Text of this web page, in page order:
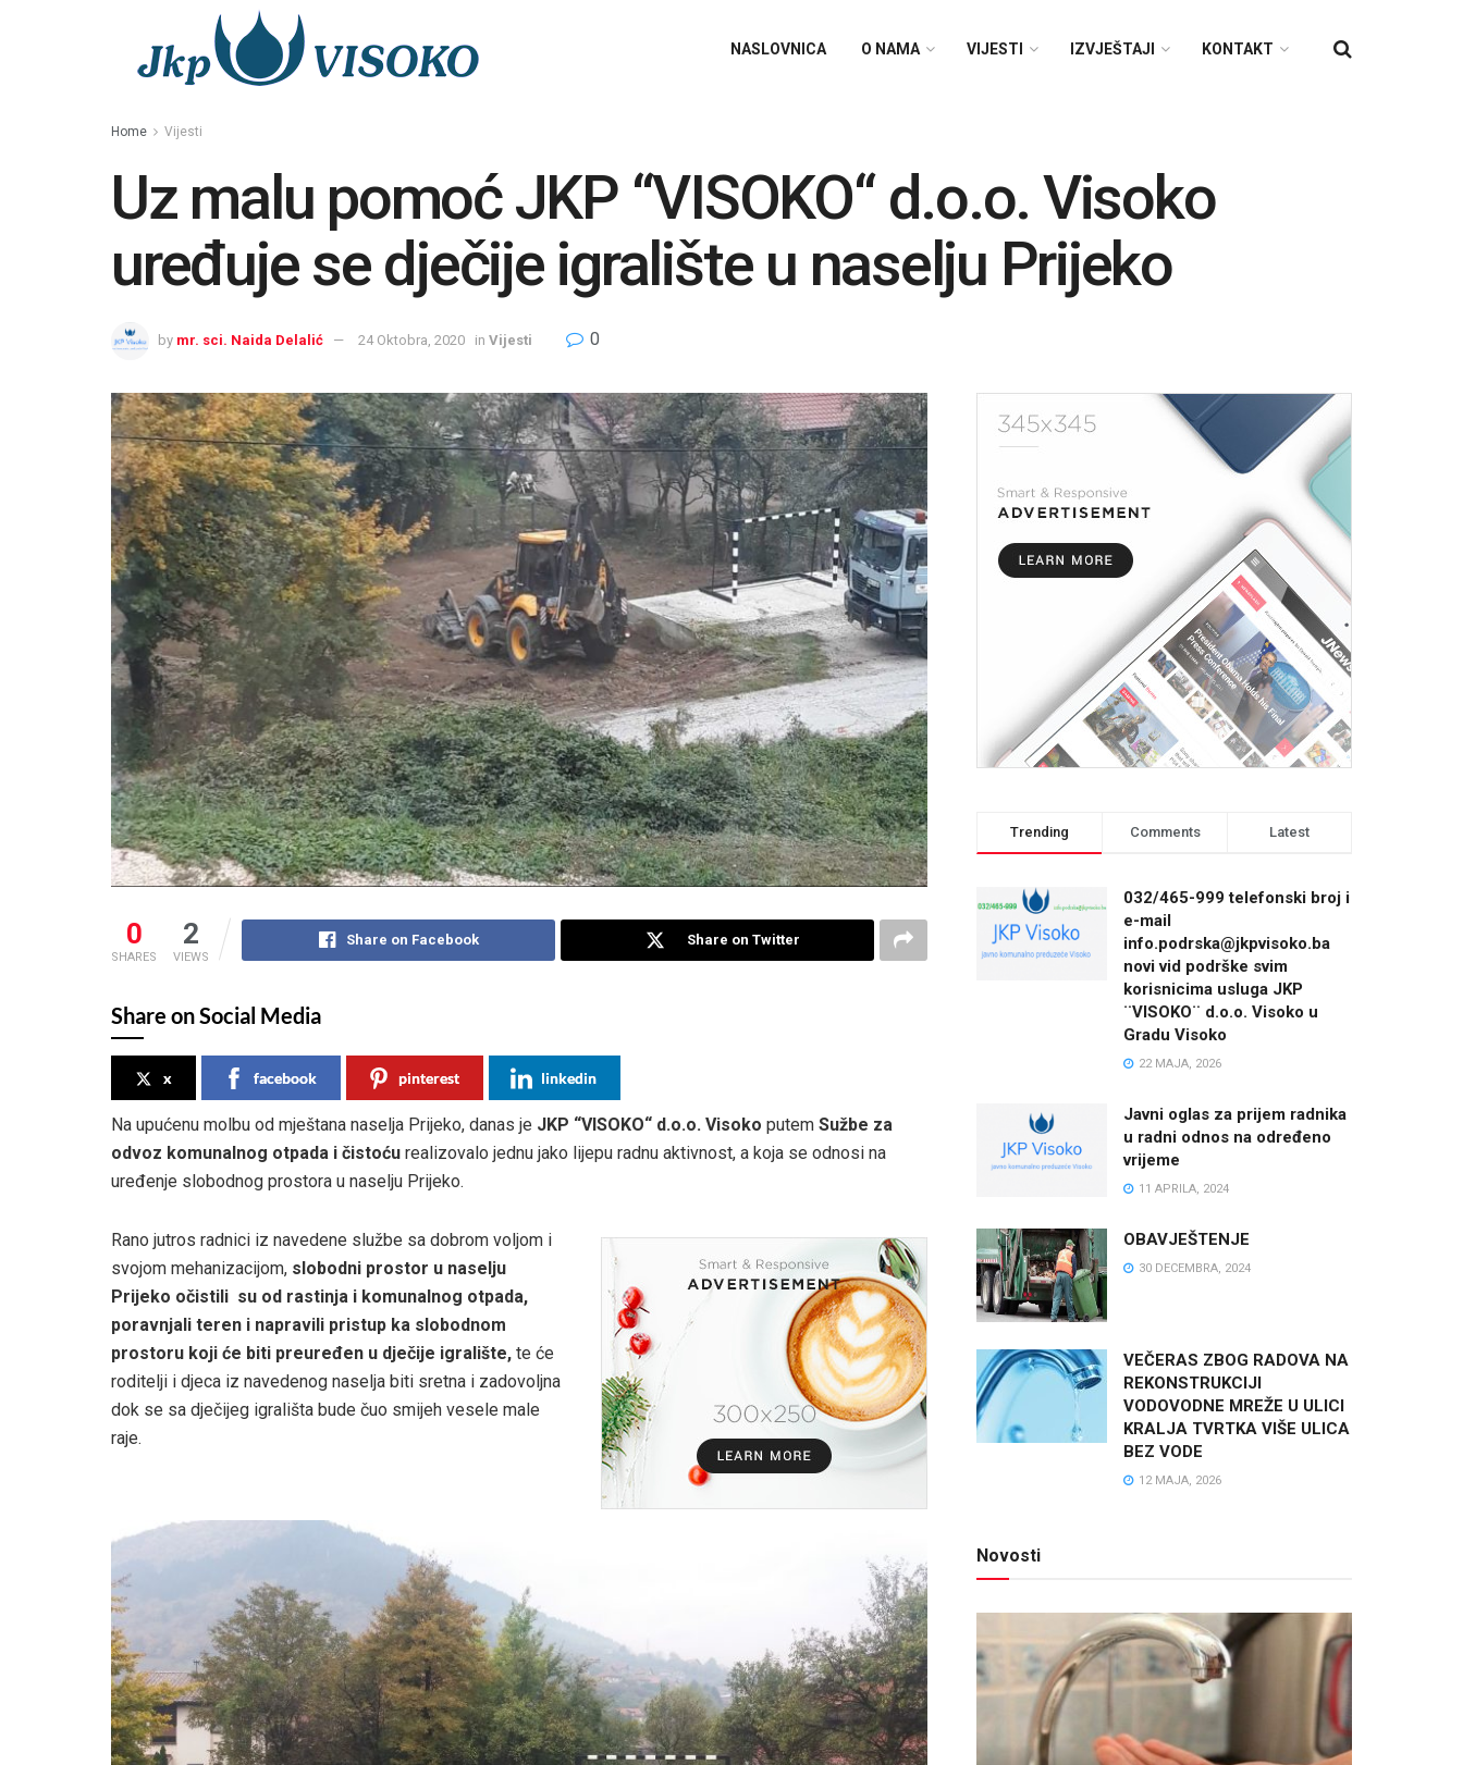
NASLOVNICA O NAMA VIJESTI IZVJEŠTAJI KONTAKT
Home Vijesti
Uz malu pomoć JKP “VISOKO“ d.o.o. Visoko
uređuje se dječije igralište u naselju Prijeko
by mr. sci. Naida Delalić 24 Oktobra, 2020 in Vijesti 0
0
SHARES
2
VIEWS
Share on Facebook Share on Twitter
Share on Social Media
x facebook pinterest linkedin
Na upućenu molbu od mještana naselja Prijeko, danas je JKP “VISOKO“ d.o.o. Visoko putem Sužbe za
odvoz komunalnog otpada i čistoću realizovalo jednu jako lijepu radnu aktivnost, a koja se odnosi na
uređenje slobodnog prostora u naselju Prijeko.
Rano jutros radnici iz navedene službe sa dobrom voljom i
svojom mehanizacijom, slobodni prostor u naselju
Prijeko očistili su od rastinja i komunalnog otpada,
poravnjali teren i napravili pristup ka slobodnom
prostoru koji će biti preuređen u dječije igralište, te će
roditelji i djeca iz navedenog naselja biti sretna i zadovoljna
dok se sa dječijeg igrališta bude čuo smijeh vesele male
raje.
Trending Comments Latest
032/465-999 telefonski broj i
e-mail
info.podrska@jkpvisoko.ba
novi vid podrške svim
korisnicima usluga JKP
¨VISOKO¨ d.o.o. Visoko u
Gradu Visoko
22 MAJA, 2026
Javni oglas za prijem radnika
u radni odnos na određeno
vrijeme
11 APRILA, 2024
OBAVJEŠTENJE
30 DECEMBRA, 2024
VEČERAS ZBOG RADOVA NA
REKONSTRUKCIJI
VODOVODNE MREŽE U ULICI
KRALJA TVRTKA VIŠE ULICA
BEZ VODE
12 MAJA, 2026
Novosti